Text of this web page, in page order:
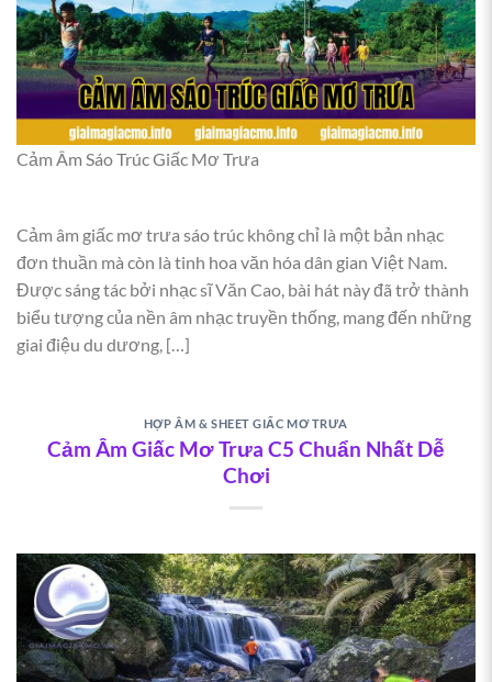
Cảm Âm Sáo Trúc Giấc Mơ Trưa
Cảm âm giấc mơ trưa sáo trúc không chỉ là một bản nhạc
đơn thuần mà còn là tinh hoa văn hóa dân gian Việt Nam.
Được sáng tác bởi nhạc sĩ Văn Cao, bài hát này đã trở thành
biểu tượng của nền âm nhạc truyền thống, mang đến những
giai điệu du dương, […]
HỢP ÂM & SHEET GIẤC MƠ TRƯA
Cảm Âm Giấc Mơ Trưa C5 Chuẩn Nhất Dễ
Chơi